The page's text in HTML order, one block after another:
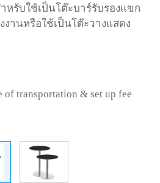
หรับใช้เป็นโต๊ะบาร์รับรองแขก
านหรือใช้เป็นโต๊ะวางแสดง
of transportation & set up fee